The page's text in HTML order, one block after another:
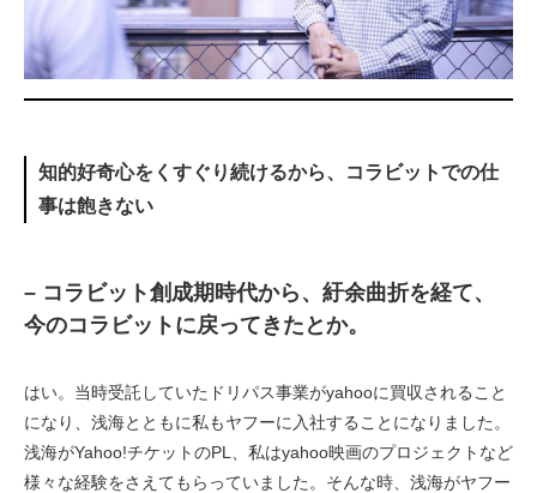
知的好奇心をくすぐり続けるから、コラビットでの仕
事は飽きない
– コラビット創成期時代から、紆余曲折を経て、
今のコラビットに戻ってきたとか。
はい。当時受託していたドリパス事業がyahooに買収されること
になり、浅海とともに私もヤフーに入社することになりました。
浅海がYahoo!チケットのPL、私はyahoo映画のプロジェクトなど
様々な経験をさえてもらっていました。そんな時、浅海がヤフー